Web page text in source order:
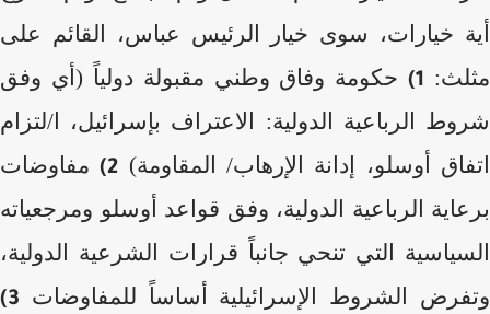
أية خيارات، سوى خيار الرئيس عباس، القائم على
مثلث: 1)
حكومة وفاق وطني مقبولة دولياً (أي وفق
شروط الرباعية الدولية: الاعتراف بإسرائيل، ا/لتزام
اتفاق أوسلو، إدانة الإرهاب/ المقاومة) 2)
مفاوضات
برعاية الرباعية الدولية، وفق قواعد أوسلو ومرجعياته
السياسية التي تنحي جانباً قرارات الشرعية الدولية،
وتفرض الشروط الإسرائيلية أساساً للمفاوضات 3)